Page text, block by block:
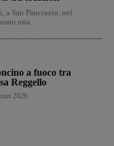
San Pancrazio, nel
una...
a fuoco tra
Reggello
2026